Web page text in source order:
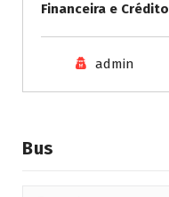
Financeira e Crédito
admin
Bus